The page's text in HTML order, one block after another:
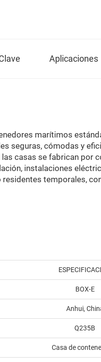
Aplicaciones
marítimos
seguras, cómodas y
casas se fabrican por
instalaciones
temporales,
BOX-E
Anhui,
Q235B
Casa de